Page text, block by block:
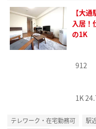
【大
入居！
の1K
912
1K
テレワーク・在宅勤務可 駅